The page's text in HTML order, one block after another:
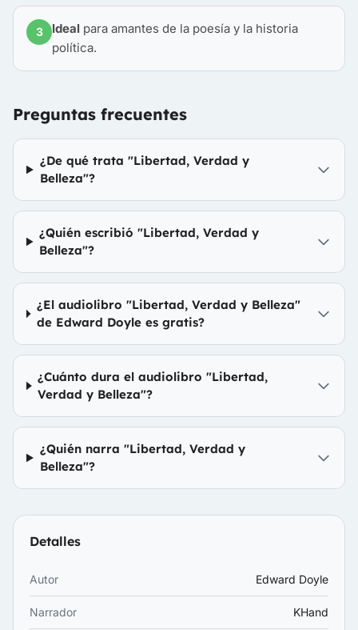
3 Ideal para amantes de la poesía y la historia
política.
Preguntas frecuentes
¿De qué trata "Libertad, Verdad y
Belleza"?
¿Quién escribió "Libertad, Verdad y
Belleza"?
¿El audiolibro "Libertad, Verdad y Belleza"
de Edward Doyle es gratis?
¿Cuánto dura el audiolibro "Libertad,
Verdad y Belleza"?
¿Quién narra "Libertad, Verdad y
Belleza"?
Detalles
Autor Edward Doyle
Narrador KHand